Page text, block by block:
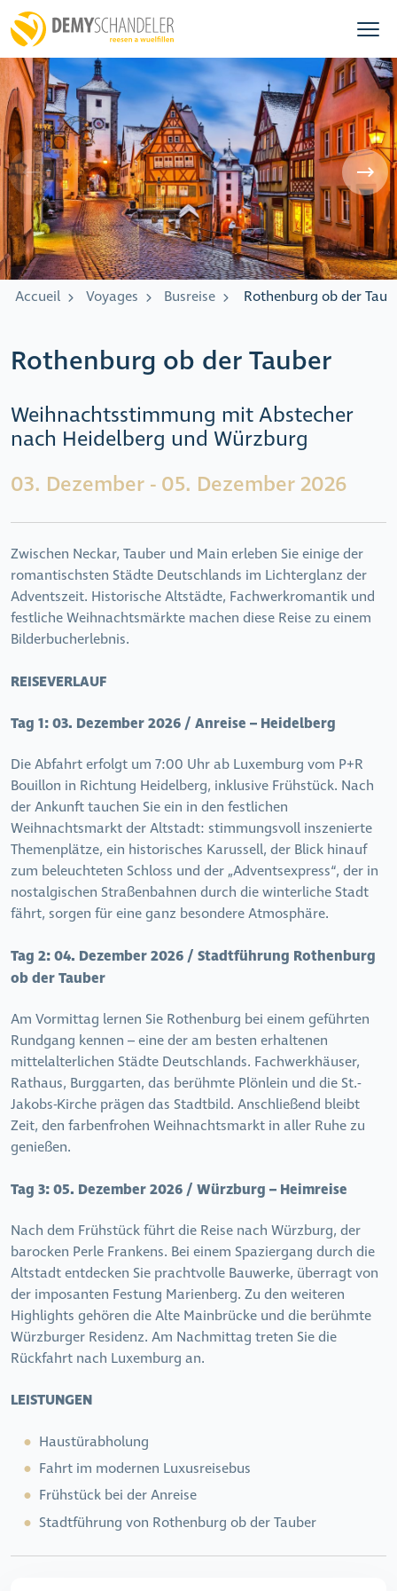
Accueil Voyages Busreise Rothenburg ob der
Rothenburg ob der Tauber
Weihnachtsstimmung mit Abstecher
nach Heidelberg und Würzburg
03. Dezember - 05. Dezember 2026
Zwischen Neckar, Tauber und Main erleben Sie einige der
romantischsten Städte Deutschlands im Lichterglanz der
Adventszeit. Historische Altstädte, Fachwerkromantik und
festliche Weihnachtsmärkte machen diese Reise zu einem
Bilderbucherlebnis.
REISEVERLAUF
Tag 1:03. Dezember 2026 / Anreise – Heidelberg
Die Abfahrt erfolgt um 7:00 Uhr ab Luxemburg vom P+R
Bouillon in Richtung Heidelberg, inklusive Frühstück. Nach
der Ankunft tauchen Sie ein in den festlichen
Weihnachtsmarkt der Altstadt: stimmungsvoll inszenierte
Themenplätze, ein historisches Karussell, der Blick hinauf
zum beleuchteten Schloss und der „Adventsexpress“, der in
nostalgischen Straßenbahnen durch die winterliche Stadt
fährt, sorgen für eine ganz besondere Atmosphäre.
Tag 2:04. Dezember 2026 / Stadtführung Rothenburg
ob der Tauber
Am Vormittag lernen Sie Rothenburg bei einem geführten
Rundgang kennen – eine der am besten erhaltenen
mittelalterlichen Städte Deutschlands. Fachwerkhäuser,
Rathaus, Burggarten, das berühmte Plönlein und die St.-
Jakobs-Kirche prägen das Stadtbild. Anschließend bleibt
Zeit, den farbenfrohen Weihnachtsmarkt in aller Ruhe zu
genießen.
Tag 3:05. Dezember 2026 / Würzburg – Heimreise
Nach dem Frühstück führt die Reise nach Würzburg, der
barocken Perle Frankens. Bei einem Spaziergang durch die
Altstadt entdecken Sie prachtvolle Bauwerke, überragt von
der imposanten Festung Marienberg. Zu den weiteren
Highlights gehören die Alte Mainbrücke und die berühmte
Würzburger Residenz. Am Nachmittag treten Sie die
Rückfahrt nach Luxemburg an.
LEISTUNGEN
Haustürabholung
Fahrt im modernen Luxusreisebus
Frühstück bei der Anreise
Stadtführung von Rothenburg ob der Tauber